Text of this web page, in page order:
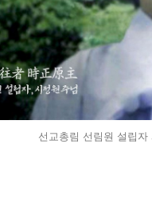
선교총림 선림원 설립